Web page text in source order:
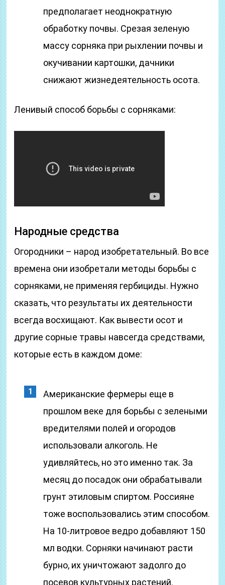
предполагает неоднократную
обработку почвы. Срезая зеленую
массу сорняка при рыхлении почвы и
окучивании картошки, дачники
снижают жизнедеятельность осота.
Ленивый способ борьбы с сорняками:
Народные средства
Огородники – народ изобретательный. Во все
времена они изобретали методы борьбы с
сорняками, не применяя гербициды. Нужно
сказать, что результаты их деятельности
всегда восхищают. Как вывести осот и
другие сорные травы навсегда средствами,
которые есть в каждом доме:
Американские фермеры еще в
прошлом веке для борьбы с зелеными
вредителями полей и огородов
использовали алкоголь. Не
удивляйтесь, но это именно так. За
месяц до посадок они обрабатывали
грунт этиловым спиртом. Россияне
тоже воспользовались этим способом.
На 10-литровое ведро добавляют 150
мл водки. Сорняки начинают расти
бурно, их уничтожают задолго до
посевов культурных растений.